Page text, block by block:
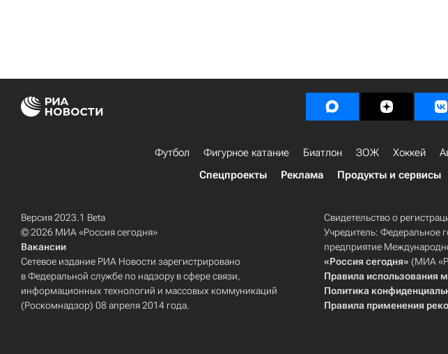
Футбол Фигурное катание Биатлон ЗОЖ Хоккей
Спецпроекты
Реклама Продукты и сервисы
Версия 2023.1 Beta
© 2026 МИА «Россия сегодня»
Вакансии
Сетевое издание РИА Новости зарегистрировано
в Федеральной службе по надзору в сфере связи,
информационных технологий и массовых коммуникаций
(Роскомнадзор) 08 апреля 2014 года.
Свидетельство о
Учредитель: Федеральное
предприятие
«Россия сегодня» (МИА
Правила использования
Политика
Правила применения